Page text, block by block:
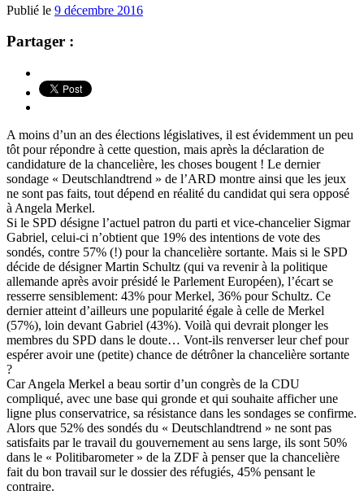
Publié le 9 décembre 2016
Partager :
A moins d’un an des élections législatives, il est évidemment un peu
tôt pour répondre à cette question, mais après la déclaration de
candidature de la chancelière, les choses bougent ! Le dernier
sondage « Deutschlandtrend » de l’ARD montre ainsi que les jeux
ne sont pas faits, tout dépend en réalité du candidat qui sera opposé
à Angela Merkel.
Si le SPD désigne l’actuel patron du parti et vice-chancelier Sigmar
Gabriel, celui-ci n’obtient que 19% des intentions de vote des
sondés, contre 57% (!) pour la chancelière sortante. Mais si le SPD
décide de désigner Martin Schultz (qui va revenir à la politique
allemande après avoir présidé le Parlement Européen), l’écart se
resserre sensiblement: 43% pour Merkel, 36% pour Schultz. Ce
dernier atteint d’ailleurs une popularité égale à celle de Merkel
(57%), loin devant Gabriel (43%). Voilà qui devrait plonger les
membres du SPD dans le doute… Vont-ils renverser leur chef pour
espérer avoir une (petite) chance de détrôner la chancelière sortante
?
Car Angela Merkel a beau sortir d’un congrès de la CDU
compliqué, avec une base qui gronde et qui souhaite afficher une
ligne plus conservatrice, sa résistance dans les sondages se confirme.
Alors que 52% des sondés du « Deutschlandtrend » ne sont pas
satisfaits par le travail du gouvernement au sens large, ils sont 50%
dans le « Politibarometer » de la ZDF à penser que la chancelière
fait du bon travail sur le dossier des réfugiés, 45% pensant le
contraire.